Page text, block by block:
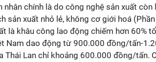
nhân chính là do công nghệ sản xuất còn
sản xuất nhỏ lẻ, không cơ giới hoá
là khâu công lao động chiếm hơn 60%
Nam dao động từ 900.000 đồng/tấn-
Thái Lan chỉ khoảng 600.000 đồng/tấn.